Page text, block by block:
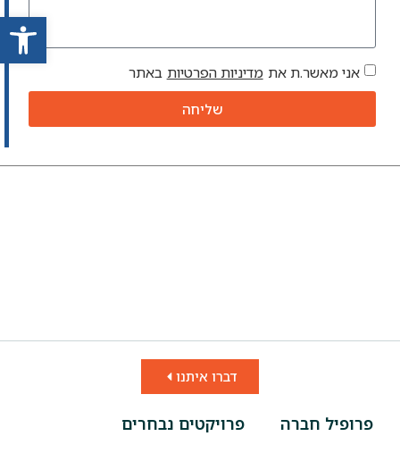
אני מאשר.ת את מדיניות הפרטיות באתר
שליחה
פרופיל חברה פרויקטים נבחרים
דברו איתנו
פתח